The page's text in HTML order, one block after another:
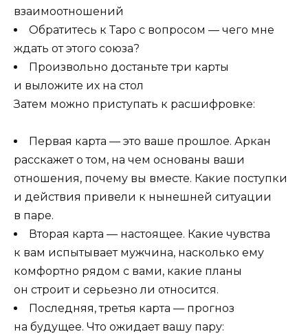
взаимоотношений
Обратитесь к Таро с вопросом — чего мне
ждать от этого союза?
Произвольно достаньте три карты
и выложите их на стол
Затем можно приступать к расшифровке:
Первая карта — это ваше прошлое. Аркан
расскажет о том, на чем основаны ваши
отношения, почему вы вместе. Какие поступки
и действия привели к нынешней ситуации
в паре.
Вторая карта — настоящее. Какие чувства
к вам испытывает мужчина, насколько ему
комфортно рядом с вами, какие планы
он строит и серьезно ли относится.
Последняя, третья карта — прогноз
на будущее. Что ожидает вашу пару: